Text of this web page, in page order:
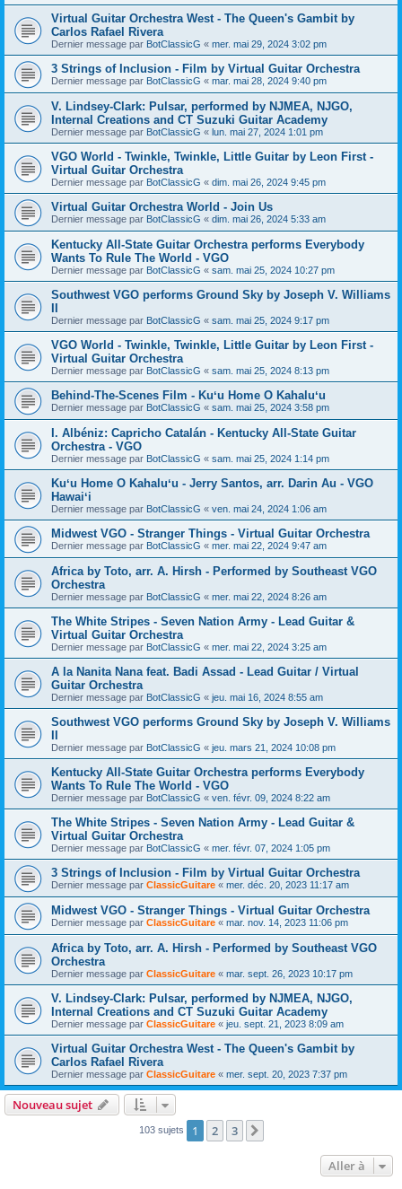
Virtual Guitar Orchestra West - The Queen's Gambit by
Carlos Rafael Rivera
Dernier message par BotClassicG « mer. mai 29, 2024 3:02 pm
3 Strings of Inclusion - Film by Virtual Guitar Orchestra
Dernier message par BotClassicG « mar. mai 28, 2024 9:40 pm
V. Lindsey-Clark: Pulsar, performed by NJMEA, NJGO,
Internal Creations and CT Suzuki Guitar Academy
Dernier message par BotClassicG « lun. mai 27, 2024 1:01 pm
VGO World - Twinkle, Twinkle, Little Guitar by Leon First -
Virtual Guitar Orchestra
Dernier message par BotClassicG « dim. mai 26, 2024 9:45 pm
Virtual Guitar Orchestra World - Join Us
Dernier message par BotClassicG « dim. mai 26, 2024 5:33 am
Kentucky All-State Guitar Orchestra performs Everybody
Wants To Rule The World - VGO
Dernier message par BotClassicG « sam. mai 25, 2024 10:27 pm
Southwest VGO performs Ground Sky by Joseph V. Williams
Dernier message par BotClassicG « sam. mai 25, 2024 9:17 pm
VGO World - Twinkle, Twinkle, Little Guitar by Leon First -
Virtual Guitar Orchestra
Dernier message par BotClassicG « sam. mai 25, 2024 8:13 pm
Behind-The-Scenes Film - Kuʻu Home O Kahaluʻu
Dernier message par BotClassicG « sam. mai 25, 2024 3:58 pm
I. Albéniz: Capricho Catalán - Kentucky All-State Guitar
Orchestra - VGO
Dernier message par BotClassicG « sam. mai 25, 2024 1:14 pm
Kuʻu Home O Kahaluʻu - Jerry Santos, arr. Darin Au - VGO
Hawaiʻi
Dernier message par BotClassicG « ven. mai 24, 2024 1:06 am
Midwest VGO - Stranger Things - Virtual Guitar Orchestra
Dernier message par BotClassicG « mer. mai 22, 2024 9:47 am
Africa by Toto, arr. A. Hirsh - Performed by Southeast VGO
Orchestra
Dernier message par BotClassicG « mer. mai 22, 2024 8:26 am
The White Stripes - Seven Nation Army - Lead Guitar &
Virtual Guitar Orchestra
Dernier message par BotClassicG « mer. mai 22, 2024 3:25 am
A la Nanita Nana feat. Badi Assad - Lead Guitar / Virtual
Guitar Orchestra
Dernier message par BotClassicG « jeu. mai 16, 2024 8:55 am
Southwest VGO performs Ground Sky by Joseph V. Williams
Dernier message par BotClassicG « jeu. mars 21, 2024 10:08 pm
Kentucky All-State Guitar Orchestra performs Everybody
Wants To Rule The World - VGO
Dernier message par BotClassicG « ven. févr. 09, 2024 8:22 am
The White Stripes - Seven Nation Army - Lead Guitar &
Virtual Guitar Orchestra
Dernier message par BotClassicG « mer. févr. 07, 2024 1:05 pm
3 Strings of Inclusion - Film by Virtual Guitar Orchestra
Dernier message par ClassicGuitare « mer. déc. 20, 2023 11:17 am
Midwest VGO - Stranger Things - Virtual Guitar Orchestra
Dernier message par ClassicGuitare « mar. nov. 14, 2023 11:06 pm
Africa by Toto, arr. A. Hirsh - Performed by Southeast VGO
Orchestra
Dernier message par ClassicGuitare « mar. sept. 26, 2023 10:17 pm
V. Lindsey-Clark: Pulsar, performed by NJMEA, NJGO,
Internal Creations and CT Suzuki Guitar Academy
Dernier message par ClassicGuitare « jeu. sept. 21, 2023 8:09 am
Virtual Guitar Orchestra West - The Queen's Gambit by
Carlos Rafael Rivera
Dernier message par ClassicGuitare « mer. sept. 20, 2023 7:37 pm
Nouveau sujet
103 sujets 1 2 3
Aller à